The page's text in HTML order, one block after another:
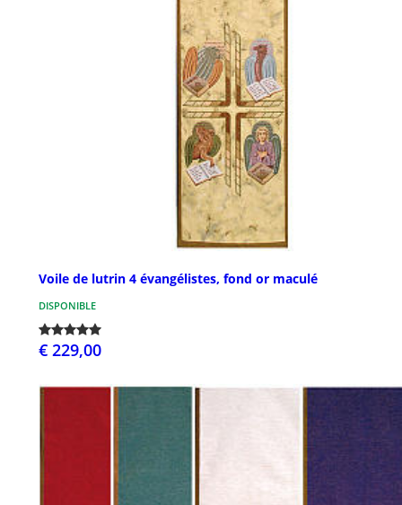
Voile de lutrin 4 évangélistes, fond or maculé
DISPONIBLE
€ 229,00